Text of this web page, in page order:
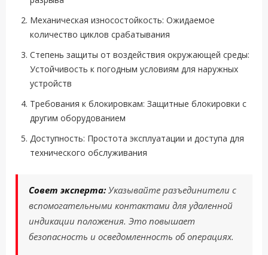
Механическая износостойкость: Ожидаемое
количество циклов срабатывания
Степень защиты от воздействия окружающей среды:
Устойчивость к погодным условиям для наружных
устройств
Требования к блокировкам: Защитные блокировки с
другим оборудованием
Доступность: Простота эксплуатации и доступа для
технического обслуживания
Совет эксперта:Указывайте разъединители с
вспомогательными контактами для удаленной
индикации положения. Это повышает
безопасность и осведомленность об операциях.